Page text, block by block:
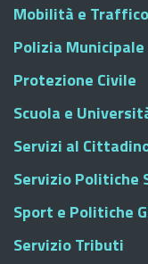
Mobilità e Traffico
Polizia Municipale
Protezione Civile
Scuola e
Servizi al
Servizio Politiche
Sport e Politiche
Servizio Tributi